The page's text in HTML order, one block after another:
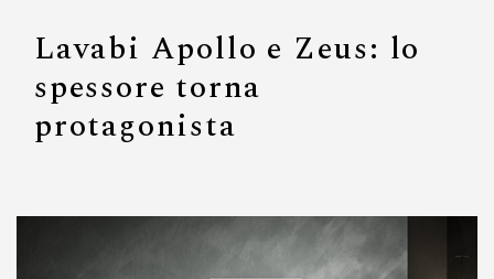
Lavabi Apollo e Zeus: lo
spessore torna
protagonista